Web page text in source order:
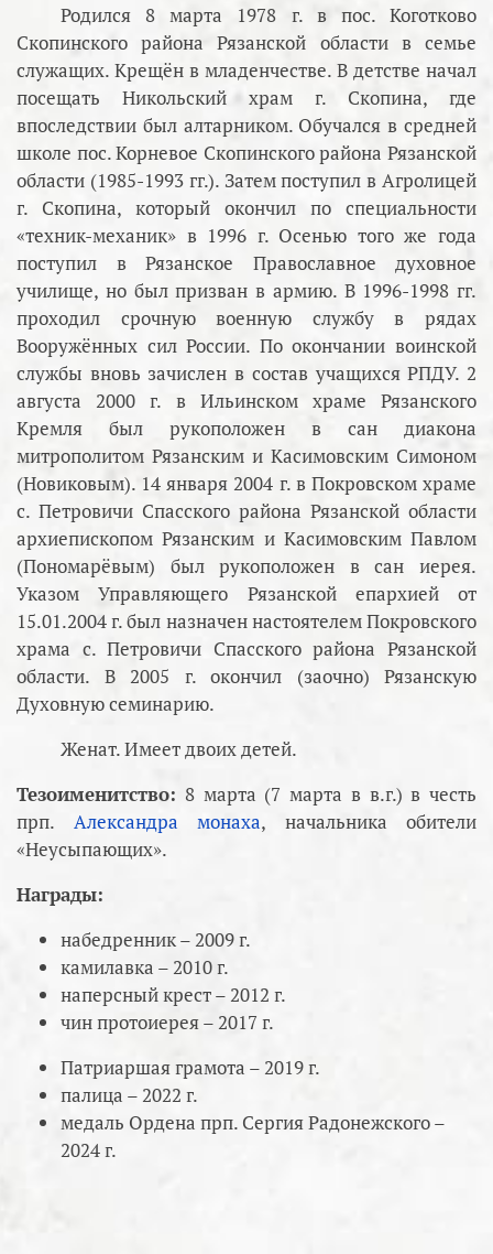
Родился 8 марта 1978 г. в пос. Коготково
Скопинского района Рязанской области в семье
служащих. Крещён в младенчестве. В детстве начал
посещать Никольский храм г. Скопина, где
впоследствии был алтарником. Обучался в средней
школе пос. Корневое Скопинского района Рязанской
области (1985-1993 гг.). Затем поступил в Агролицей
г. Скопина, который окончил по специальности
«техник-механик» в 1996 г. Осенью того же года
поступил в Рязанское Православное духовное
училище, но был призван в армию. В 1996-1998 гг.
проходил срочную военную службу в рядах
Вооружённых сил России. По окончании воинской
службы вновь зачислен в состав учащихся РПДУ. 2
августа 2000 г. в Ильинском храме Рязанского
Кремля был рукоположен в сан диакона
митрополитом Рязанским и Касимовским Симоном
(Новиковым). 14 января 2004 г. в Покровском храме
с. Петровичи Спасского района Рязанской области
архиепископом Рязанским и Касимовским Павлом
(Пономарёвым) был рукоположен в сан иерея.
Указом Управляющего Рязанской епархией от
15.01.2004 г. был назначен настоятелем Покровского
храма с. Петровичи Спасского района Рязанской
области. В 2005 г. окончил (заочно) Рязанскую
Духовную семинарию.
Женат. Имеет двоих детей.
Тезоименитство: 8 марта (7 марта в в.г.) в честь
прп. Александра монаха, начальника обители
«Неусыпающих».
Награды:
набедренник – 2009 г.
камилавка – 2010 г.
наперсный крест – 2012 г.
чин протоиерея – 2017 г.
Патриаршая грамота – 2019 г.
палица – 2022 г.
медаль Ордена прп. Сергия Радонежского –
2024 г.